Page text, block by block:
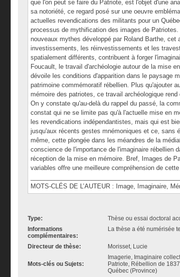
que l'on peut se faire du Patriote, est l'objet d'une
sa notoriété, ce regard posé sur une oeuvre
actuelles revendications des militants pour un
processus de mythification des images de
nouveaux mythes développé par Roland Barthe,
investissements, les réinvestissements et les
spatialement différents, contribuent à forger
Foucault, le travail d'archéologie autour de la mise
dévoile les conditions d'apparition dans le paysage
patrimoine commémoratif rébellien. Plus qu'ajouter
mémoire des patriotes, ce travail archéologique
On y constate qu'au-delà du rappel du passé, la
constat qui ne se limite pas qu'à l'actuelle mise en
les revendications indépendantistes, mais qui est
jusqu'aux récents gestes mnémoniques et ce, sans
même, cette plongée dans les méandres de la
conscience de l'importance de l'imaginaire rébellien
réception de la mise en mémoire. Bref, Images de
variables offre une meilleure compréhension de
MOTS-CLÉS DE L’AUTEUR : Image, Imaginaire,
Type:
Thèse ou essai doctoral
Informations
complémentaires:
La thèse a été numérisée
Directeur de thèse: Morisset, Lucie
Mots-clés ou Sujets:
Imagerie, Imaginaire
Patriote, Rébellion de
Québec (Province)